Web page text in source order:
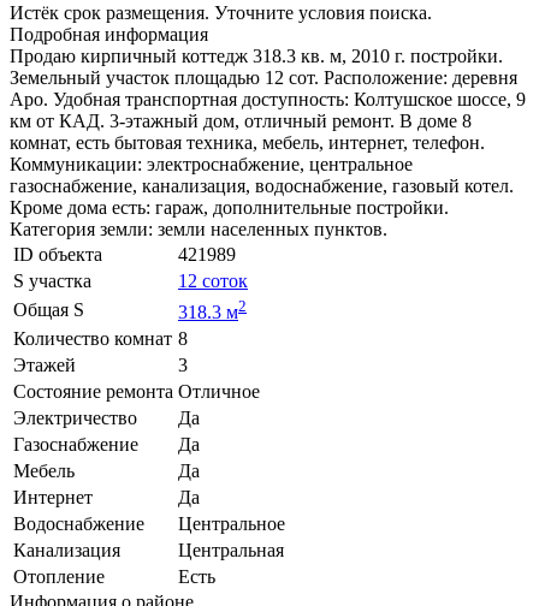
Истёк срок размещения. Уточните условия поиска.
Подробная информация
Продаю кирпичный коттедж 318.3 кв. м, 2010 г. постройки.
Земельный участок площадью 12 сот. Расположение: деревня
Аро. Удобная транспортная доступность: Колтушское шоссе, 9
км от КАД. 3-этажный дом, отличный ремонт. В доме 8
комнат, есть бытовая техника, мебель, интернет, телефон.
Коммуникации: электроснабжение, центральное
газоснабжение, канализация, водоснабжение, газовый котел.
Кроме дома есть: гараж, дополнительные постройки.
Категория земли: земли населенных пунктов.
ID объекта
421989
S участка
12 соток
Общая S
318.3 м2
Количество комнат 8
Этажей
3
Состояние ремонта Отличное
Электричество
Да
Газоснабжение
Да
Мебель
Да
Интернет
Да
Водоснабжение
Центральное
Канализация
Центральная
Отопление
Есть
Информация о районе